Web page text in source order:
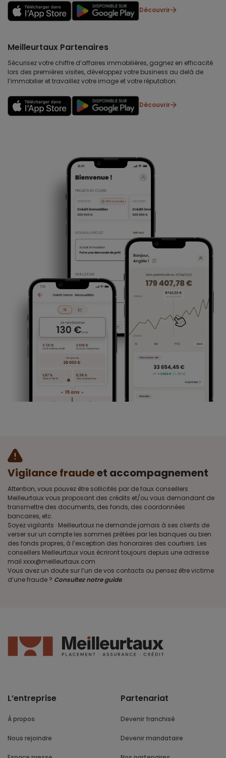
Découvrir
Meilleurtaux Partenaires
Sécurisez votre chiffre d’affaires immobilières, gagnez en efficacité
lors des premières visites, développez votre business au delà de
l’immobilier et travaillez votre image et votre réputation.
Découvrir
Vigilance fraudeet accompagnement
Attention, vous pouvez être sollicités par de faux conseillers
Meilleurtaux vous proposant des crédits et/ou vous demandant de
transmettre des documents, des fonds, des coordonnées
bancaires, etc.
Soyez vigilants · Meilleurtaux ne demande jamais à ses clients de
verser sur un compte les sommes prêtées par les banques ou bien
des fonds propres, à l’exception des honoraires des courtiers. Les
conseillers Meilleurtaux vous écriront toujours depuis une adresse
mail xxxx@meilleurtaux.com
Vous avez un doute sur l’un de vos contacts ou pensez être victime
d’une fraude ? Consultez notre guide.
L’entreprise
À propos
Nous rejoindre
Partenariat
Devenir franchisé
Devenir mandataire